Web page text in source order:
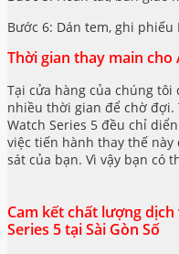
Bước 6: Dán tem, ghi phiếu
Thời gian thay main cho
Tại cửa hàng của chúng
nhiều thời gian để chờ
Watch Series 5 đều chỉ
việc tiến hành thay thế
sát của bạn. Vì vậy bạn có
Cam kết chất lượng
Series 5 tại Sài Gòn Số